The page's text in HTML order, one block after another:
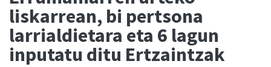
liskarrean, bi pertsona
larrialdietara eta 6 lagun
inputatu ditu Ertzaintzak